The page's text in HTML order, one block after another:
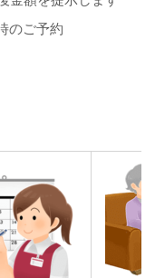
のご予約